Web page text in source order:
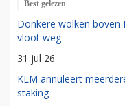
Best gelezen
Donkere wolken boven
vloot weg
31 jul 26
KLM annuleert
staking